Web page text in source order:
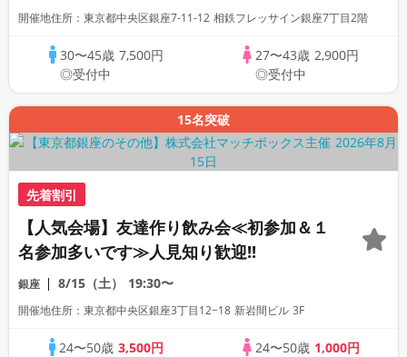
開催地住所：東京都中央区銀座7-11-12 相鉄フレッサイン銀座7丁目2階
30〜45歳 7,500円
◎受付中
27〜43歳 2,900円
◎受付中
15名突破
先着割引
【人気会場】友達作り飲み会≪初参加＆１
名参加多いです≫人見知り歓迎!!
銀座 8/15（土） 19:30〜
開催地住所：東京都中央区銀座3丁目12−18 新岩間ビル 3F
24〜50歳3,500円
24〜50歳 1,000円